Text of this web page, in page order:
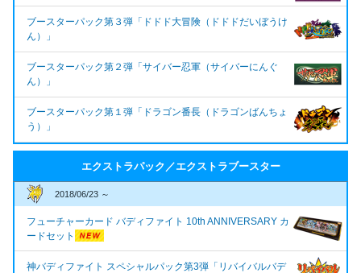
ブースターパック第３弾「ドドド大冒険（ドドドだいぼうけ
ん）」
ブースターパック第２弾「サイバー忍軍（サイバーにんぐ
ん）」
ブースターパック第１弾「ドラゴン番長（ドラゴンばんちょ
う）」
エクストラパック／エクストラブースター
2018/06/23 ～
フューチャーカード バディファイト 10th ANNIVERSARY カ
ードセット
神バディファイト スペシャルパック第3弾「リバイバルバデ